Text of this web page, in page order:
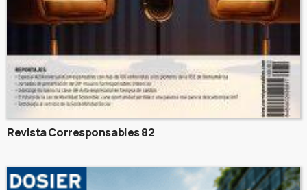
Revista Corresponsables 82